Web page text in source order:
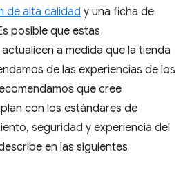
de alta calidad y una ficha de
posible que estas
a medida que la tienda
de las experiencias de los
que cree
con los estándares de
seguridad y experiencia del
en las siguientes